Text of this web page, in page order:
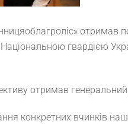
отримав
Національною гвардією
отримав
конкретних вчинків